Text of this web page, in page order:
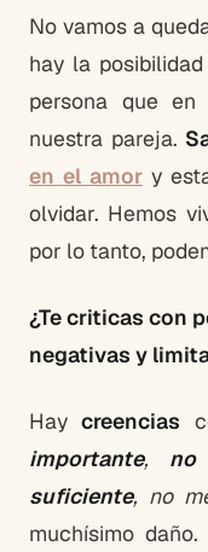
No vamos a
hay la
persona que en
nuestra pareja.
en el amory
olvidar. Hemos
por lo tanto,
¿Te criticas con
negativas y
Haycreencias
importante, no
suficiente, no
muchísimo